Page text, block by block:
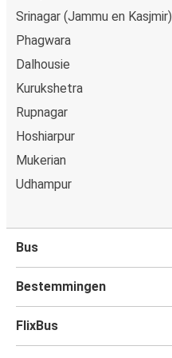
Srinagar (Jammu en Kasjmir)
Phagwara
Dalhousie
Kurukshetra
Rupnagar
Hoshiarpur
Mukerian
Udhampur
Bus
Bestemmingen
FlixBus